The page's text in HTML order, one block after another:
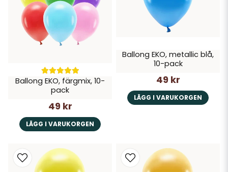
Ballong EKO, färgmix, 10-
pack
49 kr
LÄGG I VARUKORGEN
Ballong EKO, metallic blå,
10-pack
49 kr
LÄGG I VARUKORGEN